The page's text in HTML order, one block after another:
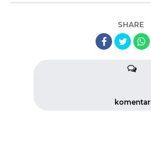
SHARE
komentar